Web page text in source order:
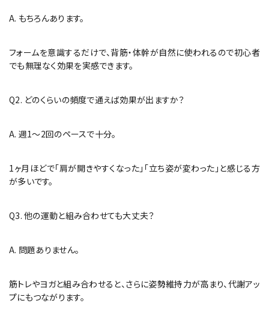
A. もちろんあります。
フォームを意識するだけで、背筋・体幹が自然に使われるので初心者
でも無理なく効果を実感できます。
Q2. どのくらいの頻度で通えば効果が出ますか？
A. 週1〜2回のペースで十分。
1ヶ月ほどで「肩が開きやすくなった」「立ち姿が変わった」と感じる方
が多いです。
Q3. 他の運動と組み合わせても大丈夫？
A. 問題ありません。
筋トレやヨガと組み合わせると、さらに姿勢維持力が高まり、代謝アッ
プにもつながります。